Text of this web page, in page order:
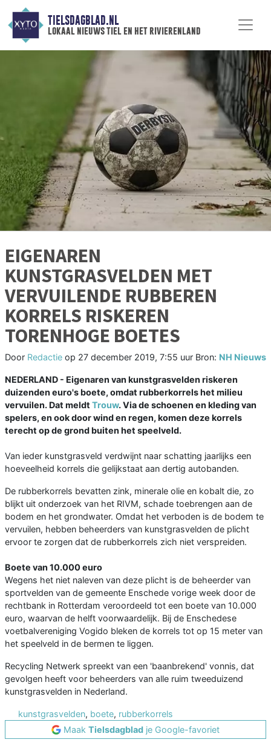
TIELSDAGBLAD.NL
lokaal nieuws tiel en het rivierenland
EIGENAREN
KUNSTGRASVELDEN MET
VERVUILENDE RUBBEREN
KORRELS RISKEREN
TORENHOGE BOETES
Door Redactie op 27 december 2019, 7:55 uur Bron: NH Nieuws
NEDERLAND - Eigenaren van kunstgrasvelden riskeren
duizenden euro's boete, omdat rubberkorrels het milieu
vervuilen. Dat meldt Trouw. Via de schoenen en kleding van
spelers, en ook door wind en regen, komen deze korrels
terecht op de grond buiten het speelveld.
Van ieder kunstgrasveld verdwijnt naar schatting jaarlijks een
hoeveelheid korrels die gelijkstaat aan dertig autobanden.
De rubberkorrels bevatten zink, minerale olie en kobalt die, zo
blijkt uit onderzoek van het RIVM, schade toebrengen aan de
bodem en het grondwater. Omdat het verboden is de bodem te
vervuilen, hebben beheerders van kunstgrasvelden de plicht
ervoor te zorgen dat de rubberkorrels zich niet verspreiden.
Boete van 10.000 euro
Wegens het niet naleven van deze plicht is de beheerder van
sportvelden van de gemeente Enschede vorige week door de
rechtbank in Rotterdam veroordeeld tot een boete van 10.000
euro, waarvan de helft voorwaardelijk. Bij de Enschedese
voetbalvereniging Vogido bleken de korrels tot op 15 meter van
het speelveld in de bermen te liggen.
Recycling Netwerk spreekt van een 'baanbrekend' vonnis, dat
gevolgen heeft voor beheerders van alle ruim tweeduizend
kunstgrasvelden in Nederland.
kunstgrasvelden, boete, rubberkorrels
Maak Tielsdagblad je Google-favoriet